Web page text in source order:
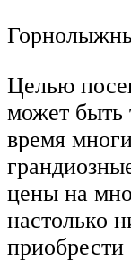
Целью
может быть
время
цены на
настолько
приобрести